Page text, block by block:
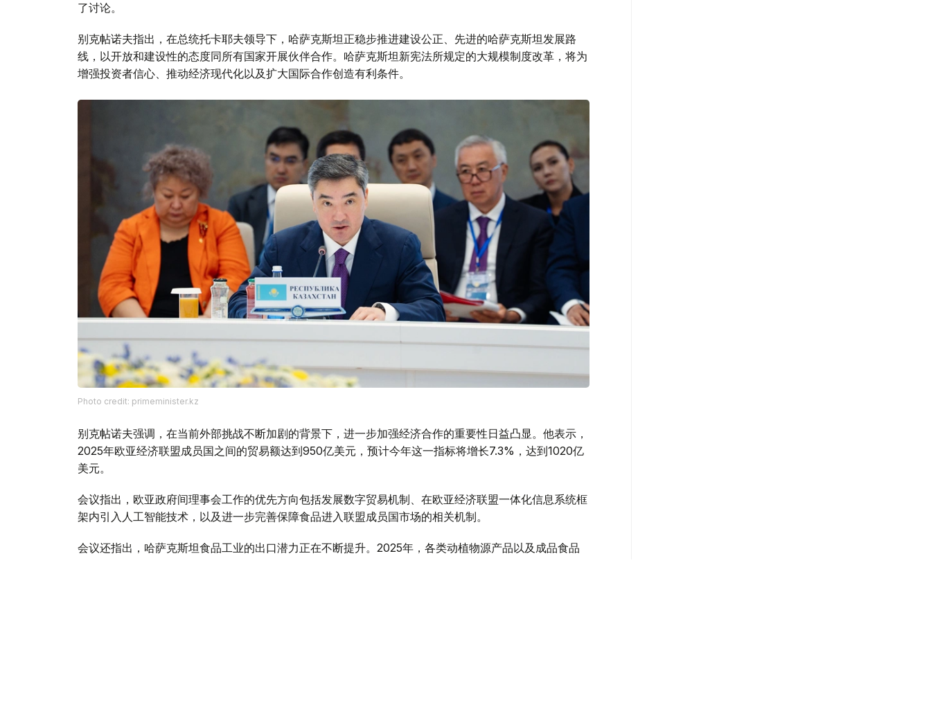
了讨论。
别克帖诺夫指出，在总统托卡耶夫领导下，哈萨克斯坦正稳步推进建设公正、先进的哈萨克斯坦发展路
线，以开放和建设性的态度同所有国家开展伙伴合作。哈萨克斯坦新宪法所规定的大规模制度改革，将为
增强投资者信心、推动经济现代化以及扩大国际合作创造有利条件。
Photo credit: primeminister.kz
别克帖诺夫强调，在当前外部挑战不断加剧的背景下，进一步加强经济合作的重要性日益凸显。他表示，
2025年欧亚经济联盟成员国之间的贸易额达到950亿美元，预计今年这一指标将增长7.3%，达到1020亿
美元。
会议指出，欧亚政府间理事会工作的优先方向包括发展数字贸易机制、在欧亚经济联盟一体化信息系统框
架内引入人工智能技术，以及进一步完善保障食品进入联盟成员国市场的相关机制。
会议还指出，哈萨克斯坦食品工业的出口潜力正在不断提升。2025年，各类动植物源产品以及成品食品